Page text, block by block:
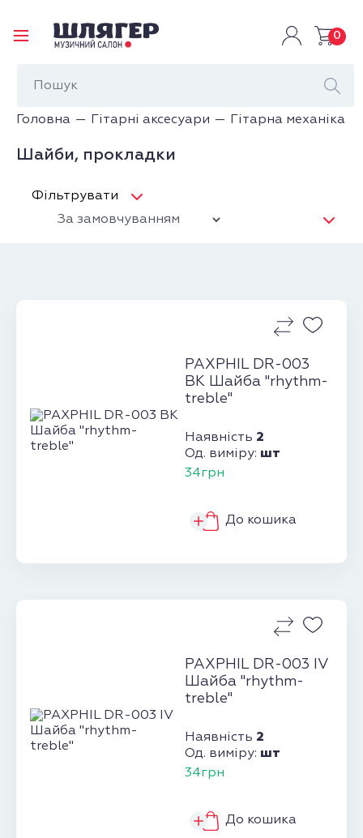
0
Головна Гітарні аксесуари Гітарна механіка
Шайби, прокладки
Фільтрувати
PAXPHIL DR-003
BK Шайба "rhythm-
treble"
Наявність 2
Од. виміру: шт
34грн
До кошика
PAXPHIL DR-003 IV
Шайба "rhythm-
treble"
Наявність 2
Од. виміру: шт
34грн
До кошика